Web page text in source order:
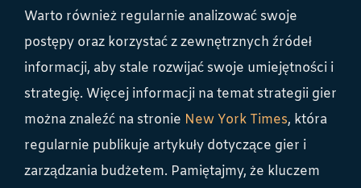
Warto również regularnie analizować swoje
postępy oraz korzystać z zewnętrznych źródeł
informacji, aby stale rozwijać swoje umiejętności i
strategię. Więcej informacji na temat strategii gier
można znaleźć na stronie New York Times, która
regularnie publikuje artykuły dotyczące gier i
zarządzania budżetem. Pamiętajmy, że kluczem